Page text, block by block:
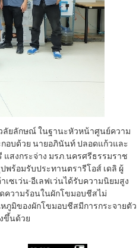
ลัยลักษณ์ ในฐานะหัวหน้าศูนย์ความ
อบด้วย นายอภินันท์ ปลอดแก้วและ
สงกระจ่าง มรภ.นครศรีธรรมราช
ร้อมรับประทานตรารีโอส์ เดลิ ผู้
ซเว่น-อีเลฟเว่นได้รับความนิยมสูง
ความร้อนในผักโขมอบชีสไม่
ภูมิของผักโขมอบชีสมีการกระจายตัว
ขึ้นด้วย